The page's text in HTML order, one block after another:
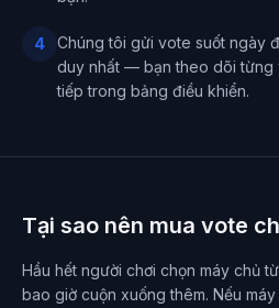
4
Chúng tôi gửi vote suốt ngày
duy nhất — bạn theo dõi từng
tiếp trong bảng điều khiển.
Tại sao nên mua vote
Hầu hết người chơi chọn máy chủ
bao giờ cuộn xuống thêm. Nếu